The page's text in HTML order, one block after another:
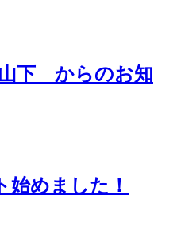
下 からのお知
始めました！